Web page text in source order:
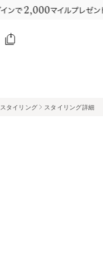
スタイリング スタイリング詳細